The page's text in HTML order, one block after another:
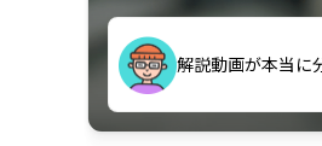
古文漢文を主に使
が、復習するのに
解説動画が本当に